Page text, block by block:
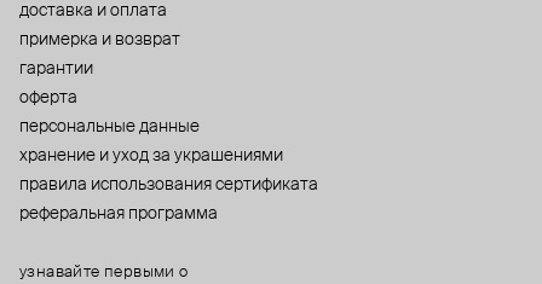
доставка и оплата
примерка и возврат
гарантии
оферта
персональные данные
хранение и уход за украшениями
правила использования сертификата
реферальная программа
узнавайте первыми о